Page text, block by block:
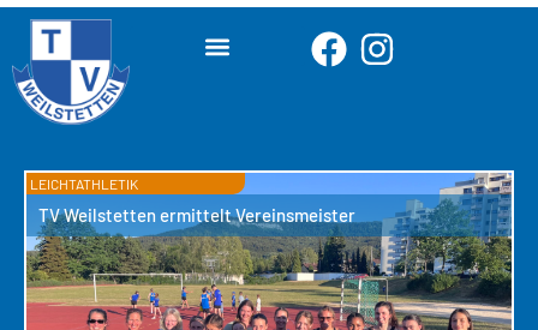
LEICHTATHLETIK
TV Weilstetten ermittelt Vereinsmeister